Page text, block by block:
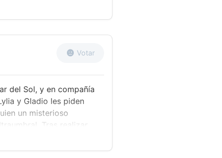
hacia el Altar del Sol en
Gladio y Lylia se topan
nuevo intenta
Y, cuando Lylia
Votar
del Sol, y en compañía
y Gladio les piden
un misterioso
Tras realizar
ritual, el pequeño
de los Pokémon